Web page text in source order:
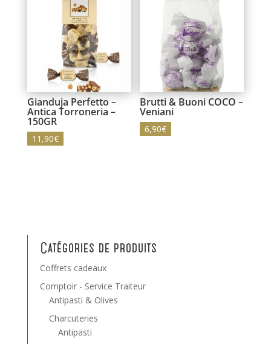
Gianduja Perfetto –
Antica Torroneria –
150GR
11,90€
Brutti & Buoni COCO –
Veniani
6,90€
Catégories de produits
Coffrets cadeaux
Comptoir - Service Traiteur
Antipasti & Olives
Charcuteries
Antipasti